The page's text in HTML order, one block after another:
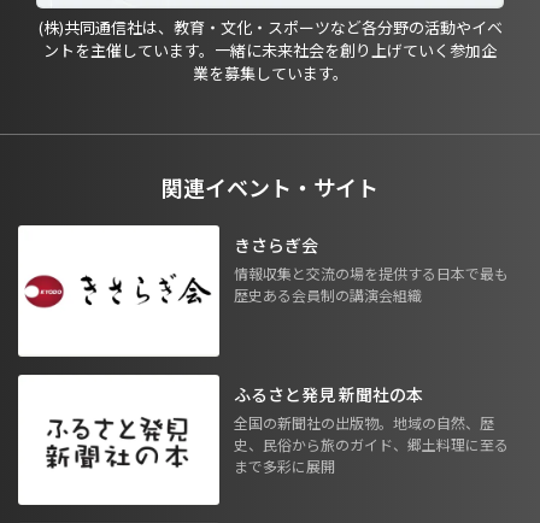
(株)共同通信社は、教育・文化・スポーツなど各分野の活動やイベ
ントを主催しています。一緒に未来社会を創り上げていく参加企
業を募集しています。
関連イベント・サイト
きさらぎ会
情報収集と交流の場を提供する日本で最も
歴史ある会員制の講演会組織
ふるさと発見 新聞社の本
全国の新聞社の出版物。地域の自然、歴
史、民俗から旅のガイド、郷土料理に至る
まで多彩に展開